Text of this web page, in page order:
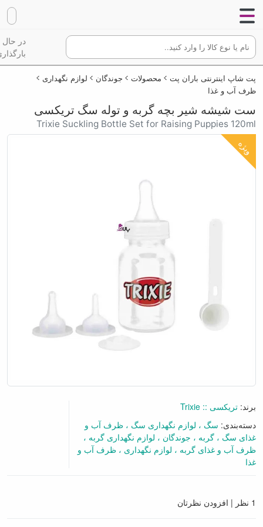
در حال
پت شاپ اینترنتی باران پت محصولات جوندگان
لوازم نگهداری
ظرف آب و غذا
ست شیشه شیر بچه گربه و توله سگ تریکسی
Trixie Suckling Bottle Set for Raising Puppies 120ml
ویژه
برند: تریکسی :: Trixie
دسته‌بندی: سگ لوازم نگهداری سگ
ظرف آب و
غذای سگ
گربه جوندگان
لوازم نگهداری گربه
ظرف آب و غذای گربه
لوازم نگهداری
ظرف آب و
غذا
1 نظر | افزودن نظرتان